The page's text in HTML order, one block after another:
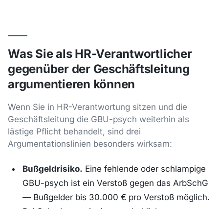
Was Sie als HR-Verantwortlicher
gegenüber der Geschäftsleitung
argumentieren können
Wenn Sie in HR-Verantwortung sitzen und die
Geschäftsleitung die GBU-psych weiterhin als
lästige Pflicht behandelt, sind drei
Argumentationslinien besonders wirksam:
Bußgeldrisiko. Eine fehlende oder schlampige
GBU-psych ist ein Verstoß gegen das ArbSchG
— Bußgelder bis 30.000 € pro Verstoß möglich.